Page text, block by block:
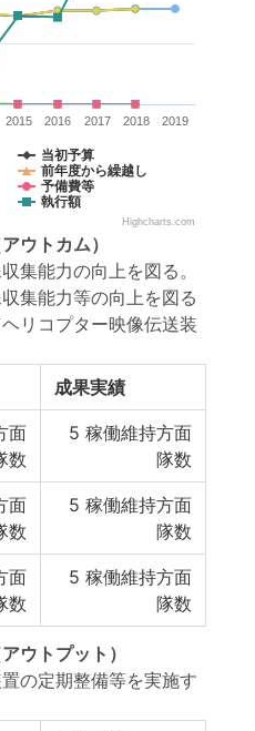
当初予算
前年度から繰越し
予備費等
執行額
2015 2016 2017 2018 2019
Highcharts.com
アウトカム）
集能力の向上を図る。
集能力等の向上を図る
リコプター映像伝送装
成果実績
面
数
5 稼働維持方面
隊数
面
数
5 稼働維持方面
隊数
面
数
5 稼働維持方面
隊数
アウトプット）
の定期整備等を実施す